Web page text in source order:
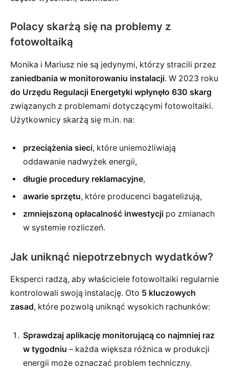
Polacy skarżą się na problemy z
fotowoltaiką
Monika i Mariusz nie są jedynymi, którzy stracili przez
zaniedbania w monitorowaniu instalacji. W 2023 roku
do Urzędu Regulacji Energetyki wpłynęło 630 skarg
związanych z problemami dotyczącymi fotowoltaiki.
Użytkownicy skarżą się m.in. na:
przeciążenia sieci, które uniemożliwiają
oddawanie nadwyżek energii,
długie procedury reklamacyjne,
awarie sprzętu, które producenci bagatelizują,
zmniejszoną opłacalność inwestycji po zmianach
w systemie rozliczeń.
Jak uniknąć niepotrzebnych wydatków?
Eksperci radzą, aby właściciele fotowoltaiki regularnie
kontrolowali swoją instalację. Oto 5 kluczowych
zasad, które pozwolą uniknąć wysokich rachunków:
Sprawdzaj aplikację monitorującą co najmniej raz
w tygodniu – każda większa różnica w produkcji
energii może oznaczać problem techniczny.